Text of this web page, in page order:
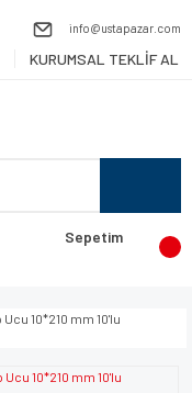
info@ustapazar.com
KURUMSAL TEKLİF AL
Sepetim